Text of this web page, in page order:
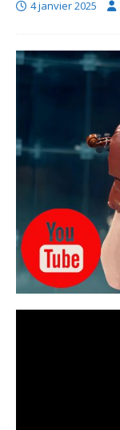
4 janvier 2025